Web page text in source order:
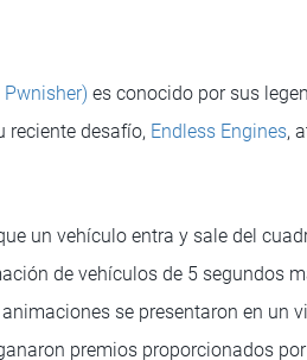
es conocido por sus
reciente desafío, Endless Engines,
un vehículo entra y sale del
de vehículos de 5 segundos
se presentaron en un
premios proporcionados